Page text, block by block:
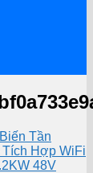
Biến Tần
Tích Hợp WiFi
48V